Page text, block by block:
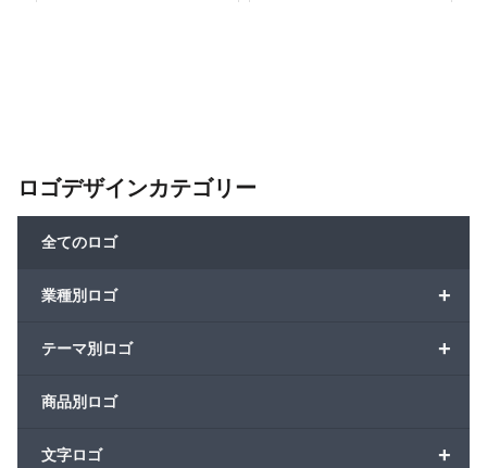
ロゴデザインカテゴリー
全てのロゴ
+
業種別ロゴ
+
テーマ別ロゴ
商品別ロゴ
+
文字ロゴ